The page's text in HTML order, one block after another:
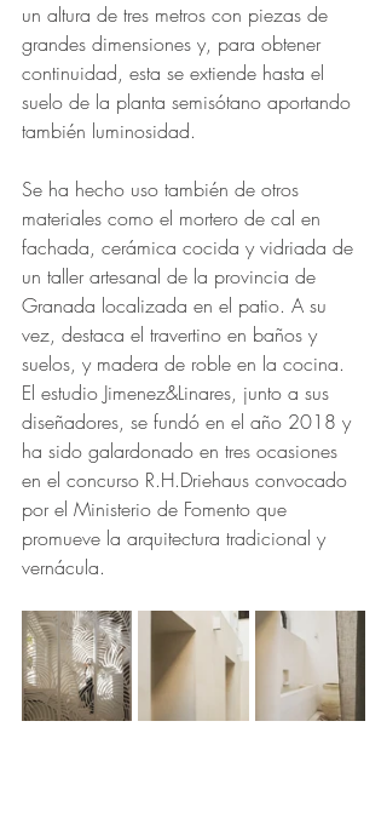
un altura de tres metros con piezas de
grandes dimensiones y, para obtener
continuidad, esta se extiende hasta el
suelo de la planta semisótano aportando
también luminosidad.
Se ha hecho uso también de otros
materiales como el mortero de cal en
fachada, cerámica cocida y vidriada de
un taller artesanal de la provincia de
Granada localizada en el patio. A su
vez, destaca el travertino en baños y
suelos, y madera de roble en la cocina.
El estudio Jimenez&Linares, junto a sus
diseñadores, se fundó en el año 2018 y
ha sido galardonado en tres ocasiones
en el concurso R.H.Driehaus convocado
por el Ministerio de Fomento que
promueve la arquitectura tradicional y
vernácula.